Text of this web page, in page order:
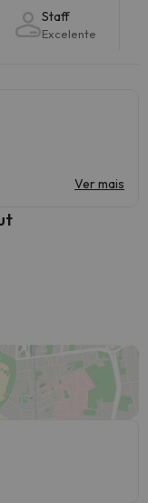
Staff
Excelente
Ver mais